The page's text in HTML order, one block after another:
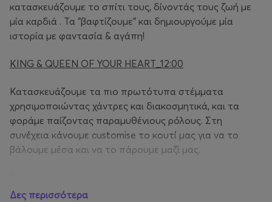
κατασκευάζουμε το σπίτι τους, δίνοντάς τους ζωή με
μία καρδιά . Τα "βαφτίζουμε" και δημιουργούμε μία
ιστορία με φαντασία & αγάπη!
KING & QUEEN OF YOUR HEART_12:00
Κατασκευάζουμε τα πιο πρωτότυπα στέμματα
χρησιμοποιώντας χάντρες και διακοσμητικά, και τα
φοράμε παίζοντας παραμυθένιους ρόλους. Στη
συνέχεια κάνουμε customise το κουτί μας για να το
βάλουμε μέσα και να το πάρουμε μαζί μας.
Δες περισσότερα